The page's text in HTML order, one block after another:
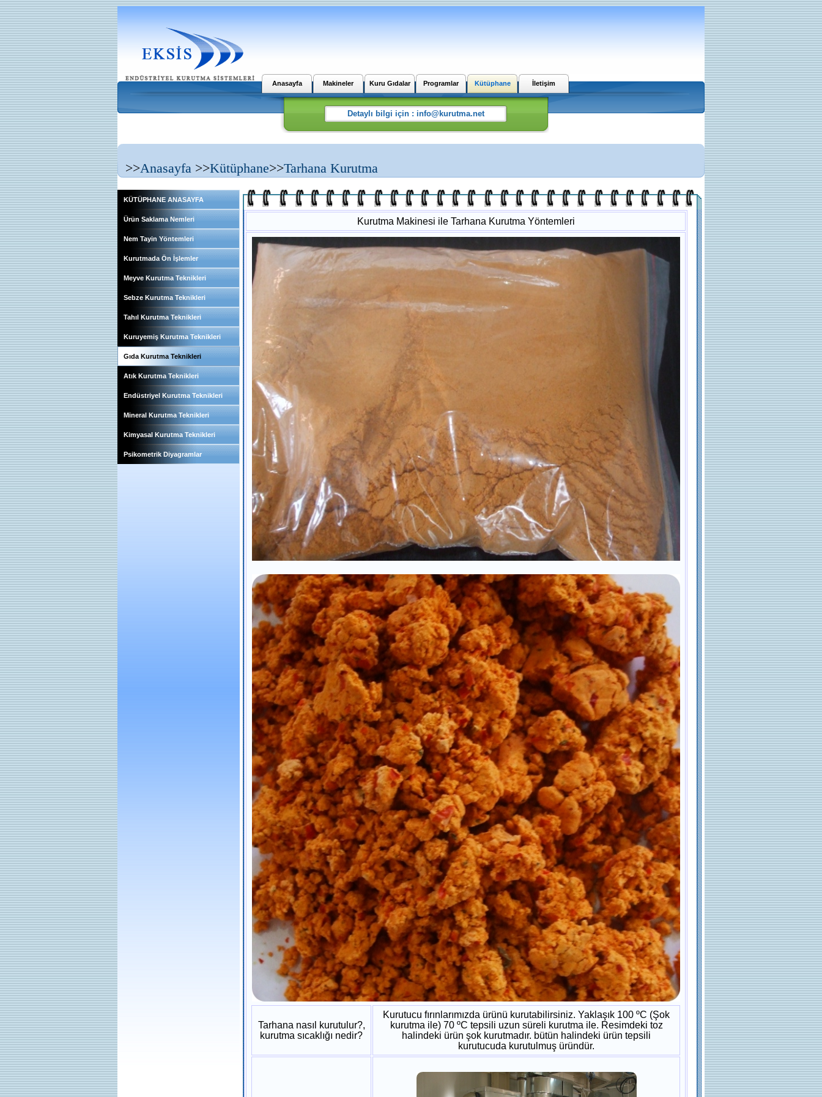
Anasayfa Makineler Kuru Gıdalar Programlar Kütüphane İletişim
>>Anasayfa >>Kütüphane>>Tarhana Kurutma
KÜTÜPHANE ANASAYFA
Ürün Saklama Nemleri
Nem Tayin Yöntemleri
Kurutmada Ön İşlemler
Meyve Kurutma Teknikleri
Sebze Kurutma Teknikleri
Tahıl Kurutma Teknikleri
Kuruyemiş Kurutma Teknikleri
Gıda Kurutma Teknikleri
Atık Kurutma Teknikleri
Endüstriyel Kurutma Teknikleri
Mineral Kurutma Teknikleri
Kimyasal Kurutma Teknikleri
Psikometrik Diyagramlar
Kurutma Makinesi ile Tarhana Kurutma Yöntemleri
Tarhana nasıl kurutulur?,
kurutma sıcaklığı nedir?
Kurutucu fırınlarımızda ürünü kurutabilirsiniz. Yaklaşık 100 ºC (Şok
kurutma ile) 70 ºC tepsili uzun süreli kurutma ile. Resimdeki toz
halindeki ürün şok kurutmadır. bütün halindeki ürün tepsili
kurutucuda kurutulmuş üründür.